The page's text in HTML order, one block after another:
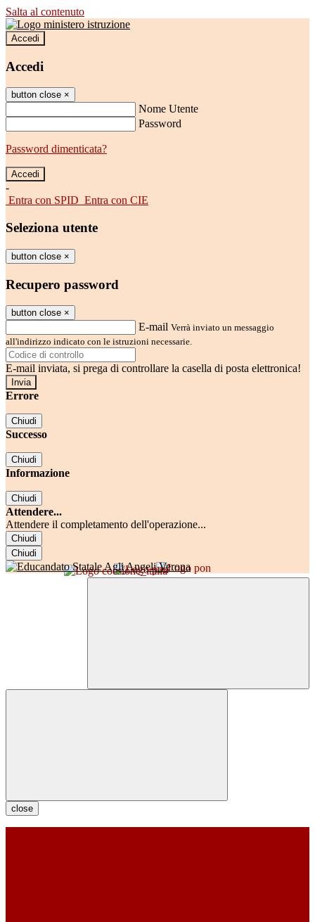
Salta al contenuto
Accedi
Accedi
button close ×
Nome Utente
Password
Password dimenticata?
-
Entra con SPID Entra con CIE
Seleziona utente
button close ×
Recupero password
button close ×
E-mail Verrà inviato un messaggio
all'indirizzo indicato con le istruzioni necessarie.
E-mail inviata, si prega di controllare la casella di posta elettronica!
Errore
Chiudi
Successo
Chiudi
Informazione
Chiudi
Attendere...
Attendere il completamento dell'operazione...
Chiudi
Chiudi
close